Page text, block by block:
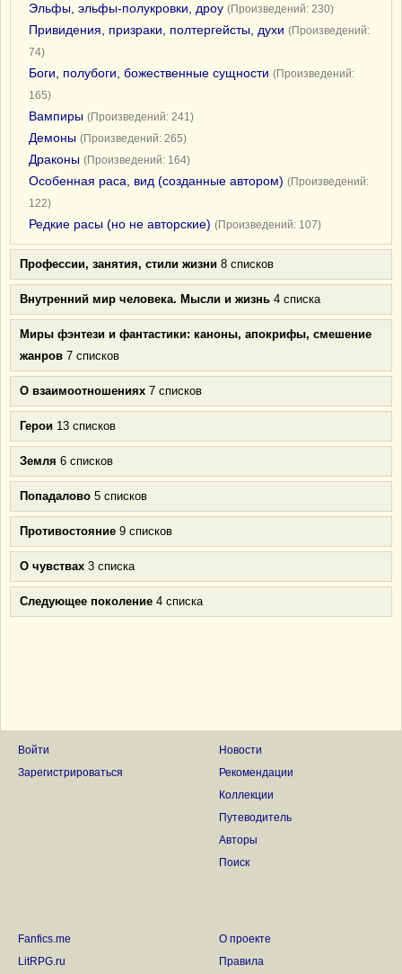
Эльфы, эльфы-полукровки, дроу (Произведений: 230)
Привидения, призраки, полтергейсты, духи (Произведений:
74)
Боги, полубоги, божественные сущности (Произведений:
165)
Вампиры (Произведений: 241)
Демоны (Произведений: 265)
Драконы (Произведений: 164)
Особенная раса, вид (созданные автором) (Произведений:
122)
Редкие расы (но не авторские) (Произведений: 107)
Профессии, занятия, стили жизни 8 списков
Внутренний мир человека. Мысли и жизнь 4 списка
Миры фэнтези и фантастики: каноны, апокрифы, смешение
жанров 7 списков
О взаимоотношениях 7 списков
Герои 13 списков
Земля 6 списков
Попадалово 5 списков
Противостояние 9 списков
О чувствах 3 списка
Следующее поколение 4 списка
Войти
Зарегистрироваться
Новости
Рекомендации
Коллекции
Путеводитель
Авторы
Поиск
Fanfics.me
LitRPG.ru
О проекте
Правила